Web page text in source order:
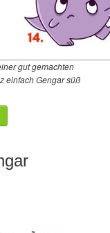
gut gemachten
einfach Gengar süß